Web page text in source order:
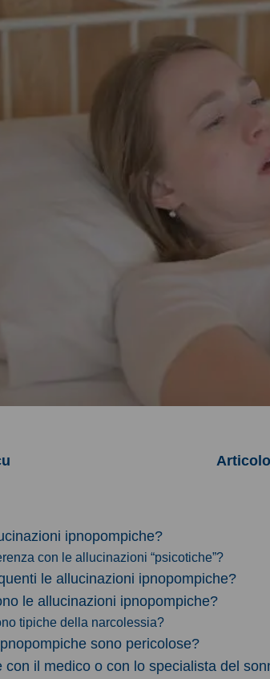
ipnopompiche?
con le allucinazioni “psicotiche”?
le allucinazioni ipnopompiche?
le allucinazioni ipnopompiche?
tipiche della narcolessia?
sono pericolose?
con il medico o con lo specialista del